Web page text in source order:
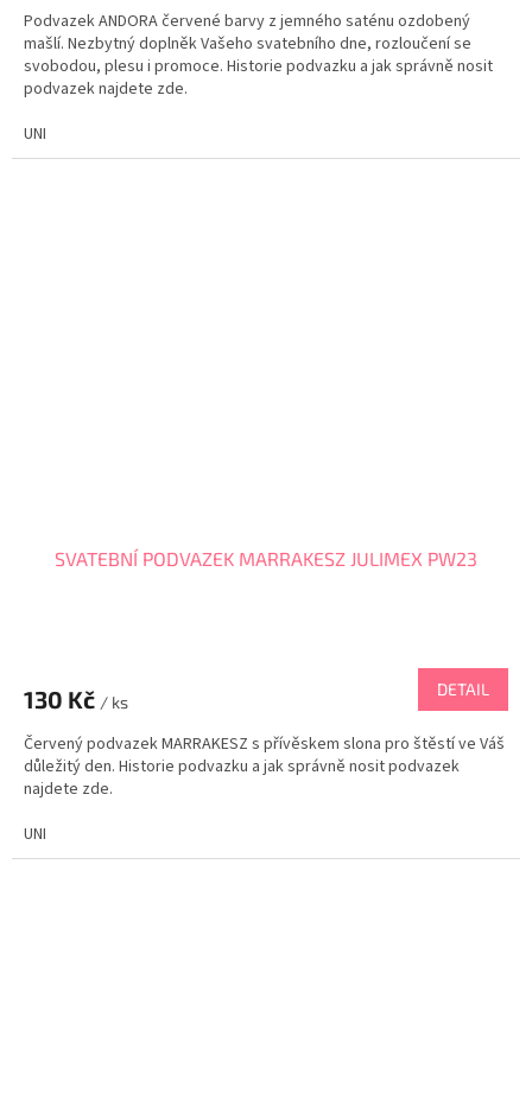
Podvazek ANDORA červené barvy z jemného saténu ozdobený
mašlí. Nezbytný doplněk Vašeho svatebního dne, rozloučení se
svobodou, plesu i promoce. Historie podvazku a jak správně nosit
podvazek najdete zde.
UNI
SVATEBNÍ PODVAZEK MARRAKESZ JULIMEX PW23
130 Kč / ks
DETAIL
Červený podvazek MARRAKESZ s přívěskem slona pro štěstí ve Váš
důležitý den. Historie podvazku a jak správně nosit podvazek
najdete zde.
UNI